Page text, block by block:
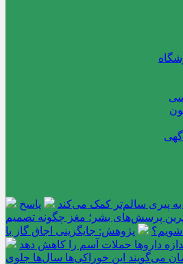
به پیری سالم‌تر کمک می‌کند
پاسخ
پرسش‌های بشر؛ مغز چگونه تصمیم
پژوهش: جایگزینی اجاق گاز با
داروها حملات آسم را کاهش دهد
می‌گویند این خوراکی‌ها سال‌ها جلوی